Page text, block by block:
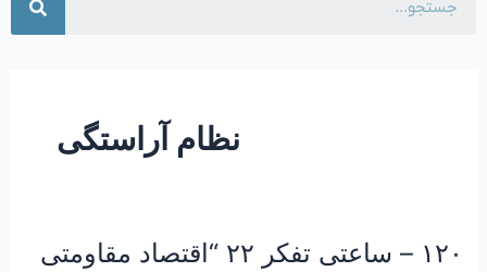
نظام آراستگی
۱۲۰ – ساعتی تفکر ۲۲ “اقتصاد مقاومتی
۱۲۰